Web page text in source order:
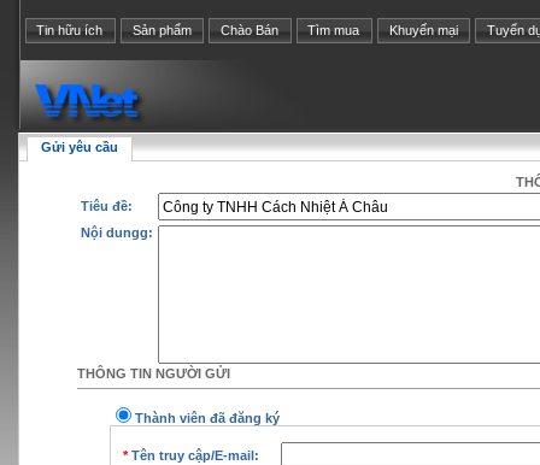
Tin hữu ích Sản phẩm Chào Bán Tìm mua Khuyến mại Tuyển
Gửi yêu cầu
Tiêu đề:
Nội dungg:
THÔNG TIN NGƯỜI GỬI
Thành viên đã đăng ký
*Tên truy cập/E-mail: